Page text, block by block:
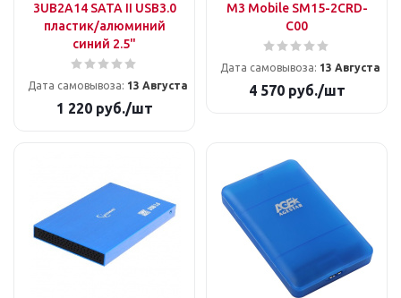
3UB2A14 SATA II USB3.0
пластик/алюминий
синий 2.5"
Дата самовывоза: 13 Августа
1 220руб./шт
M3 Mobile SM15-2CRD-
C00
Дата самовывоза: 13 Августа
4 570руб./шт